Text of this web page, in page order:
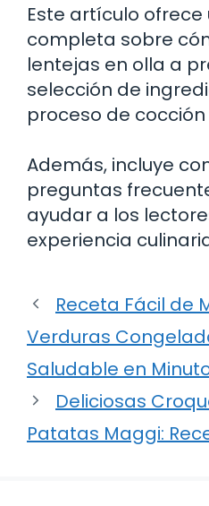
Este artículo ofrece
completa sobre
lentejas en olla a
selección de
proceso de
Además, incluye
preguntas
ayudar a los
experiencia
Receta Fácil de
Verduras
Saludable en
Deliciosas
Patatas Maggi: